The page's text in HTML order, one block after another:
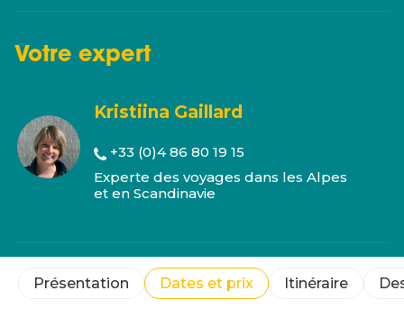
Votre expert
Kristiina Gaillard
+33 (0)4 86 80 19 15
Experte des voyages dans les Alpes
et en Scandinavie
Présentation Dates et prix Itinéraire